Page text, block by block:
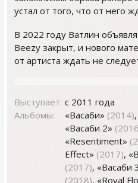
устал от того, что от него
В 2022 году Ватлин
Beezy закрыт, и нового
от артиста ждать не
Выступает: с 2011 года
Альбомы:
«Васаби» (2014)
«Васаби 2»
«Resentiment»
Effect» (2017),
(2017), «Васаби
(2018), «Royal